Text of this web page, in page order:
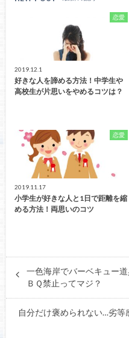
恋愛
2019.12.1
好きな人を諦める方法！中学生や
高校生が片思いをやめるコツは？
恋愛
2019.11.17
小学生が好きな人と1日で距離を縮
める方法！両思いのコツ
一色海岸でバーベキュー
ＢＱ禁止ってマジ？
自分だけ褒められない…劣等